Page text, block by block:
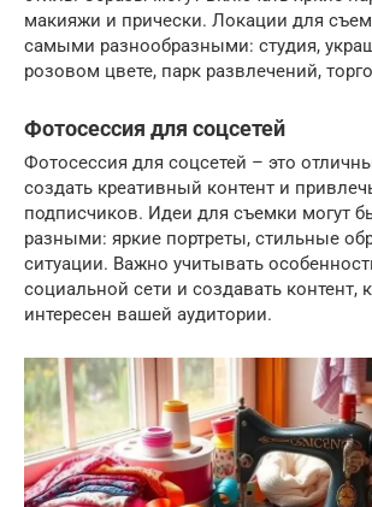
макияжи и прически. Локации для
самыми разнообразными: студия,
розовом цвете, парк развлечений,
Фотосессия для соцсетей
Фотосессия для соцсетей – это
создать креативный контент и
подписчиков. Идеи для съемки могут
разными: яркие портреты, стильные
ситуации. Важно учитывать
социальной сети и создавать контент,
интересен вашей аудитории.